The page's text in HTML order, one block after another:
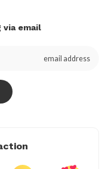
via email